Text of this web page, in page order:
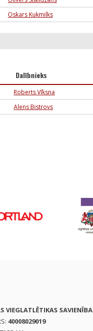
Oskars Kukmilks
Dalībnieks
Roberts Vīksna
Alens Bistrovs
VIEGLATLĒTIKAS SAVIENĪBA
40008029019